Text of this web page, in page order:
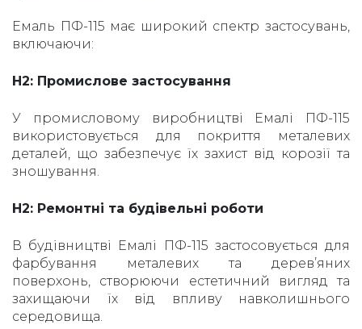
Емаль ПФ-115 має широкий спектр застосувань,
включаючи:
H2: Промислове застосування
У промисловому виробництві Емалі ПФ-115
використовується для покриття металевих
деталей, що забезпечує їх захист від корозії та
зношування.
H2: Ремонтні та будівельні роботи
В будівництві Емалі ПФ-115 застосовується для
фарбування металевих та дерев’яних
поверхонь, створюючи естетичний вигляд та
захищаючи їх від впливу навколишнього
середовища.